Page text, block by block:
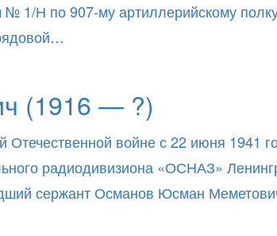
1/Н по 907-му артиллерийскому
(1916 — ?)
войне с 22 июня 1941
радиодивизиона «ОСНАЗ»
сержант Османов Юсман